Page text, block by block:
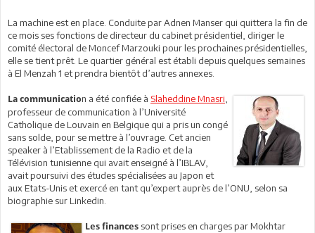
La machine est en place. Conduite par Adnen Manser qui quittera la fin de
ce mois ses fonctions de directeur du cabinet présidentiel, diriger le
comité électoral de Moncef Marzouki pour les prochaines présidentielles,
elle se tient prêt. Le quartier général est établi depuis quelques semaines
à El Menzah 1 et prendra bientôt d’autres annexes.
La communication a été confiée à Slaheddine Mnasri
professeur de communication à l’Université
Catholique de Louvain en Belgique qui a pris un congé
sans solde, pour se mettre à l’ouvrage. Cet ancien
speaker à l’Etablissement de la Radio et de la
Télévision tunisienne qui avait enseigné à l’IBLAV,
avait poursuivi des études spécialisées au Japon et
aux Etats-Unis et exercé en tant qu’expert auprès de l’ONU, selon sa
biographie sur Linkedin.
Les finances sont prises en charges par Mokhtar